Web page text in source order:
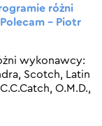
różni
– Piotr
wykonawcy:
Scotch, Latin
O.M.D.,